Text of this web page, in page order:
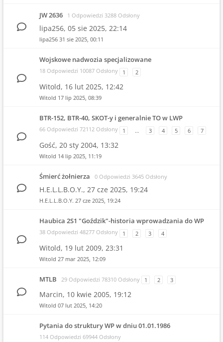
JW 2636 1 Odpowiedzi 3288 Odsłony
lipa256, 05 sie 2025, 22:14
lipa256 31 sie 2025, 00:11
Wojskowe nadwozia specjalizowane
18 Odpowiedzi 10087 Odsłony 1 2
Witold, 16 lut 2025, 12:42
Witold 17 lip 2025, 08:39
BTR-152, BTR-40, SKOT-y i generalnie TO w LWP
66 Odpowiedzi 72112 Odsłony 1 … 3 4 5 6 7
Gość, 20 sty 2004, 13:32
Witold 14 lip 2025, 11:19
Śmierć żołnierza 0 Odpowiedzi 3645 Odsłony
H.E.L.L.B.O.Y., 27 cze 2025, 19:24
H.E.L.L.B.O.Y. 27 cze 2025, 19:24
Haubica 2S1 "Goździk"-historia wprowadzania do WP
38 Odpowiedzi 48277 Odsłony 1 2 3 4
Witold, 19 lut 2009, 23:31
Witold 27 mar 2025, 12:09
MTLB 29 Odpowiedzi 78310 Odsłony 1 2 3
Marcin, 10 kwie 2005, 19:12
Witold 07 lut 2025, 14:20
Pytania do struktury WP w dniu 01.01.1986
114 Odpowiedzi 69944 Odsłony